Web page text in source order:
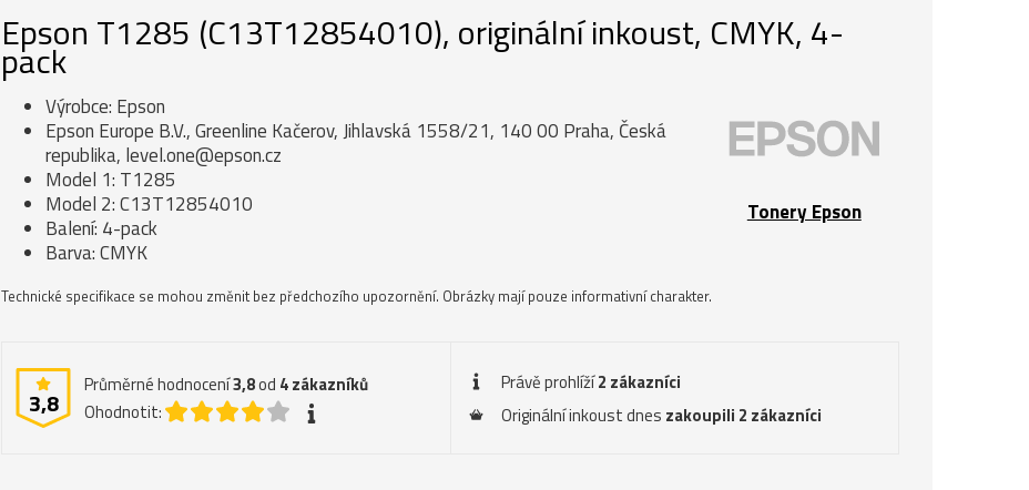
Epson T1285 (C13T12854010), originální inkoust, CMYK, 4-
pack
Tonery Epson
Výrobce: Epson
Epson Europe B.V., Greenline Kačerov, Jihlavská 1558/21, 140 00 Praha, Česká
republika, level.one@epson.cz
Model 1: T1285
Model 2: C13T12854010
Balení: 4-pack
Barva: CMYK
Technické specifikace se mohou změnit bez předchozího upozornění. Obrázky mají pouze informativní charakter.
3,8
Průměrné hodnocení3,8od 4zákazníků
Ohodnotit:
Právě prohlíží2 zákazníci
Originální inkoust dnes zakoupili 2 zákazníci